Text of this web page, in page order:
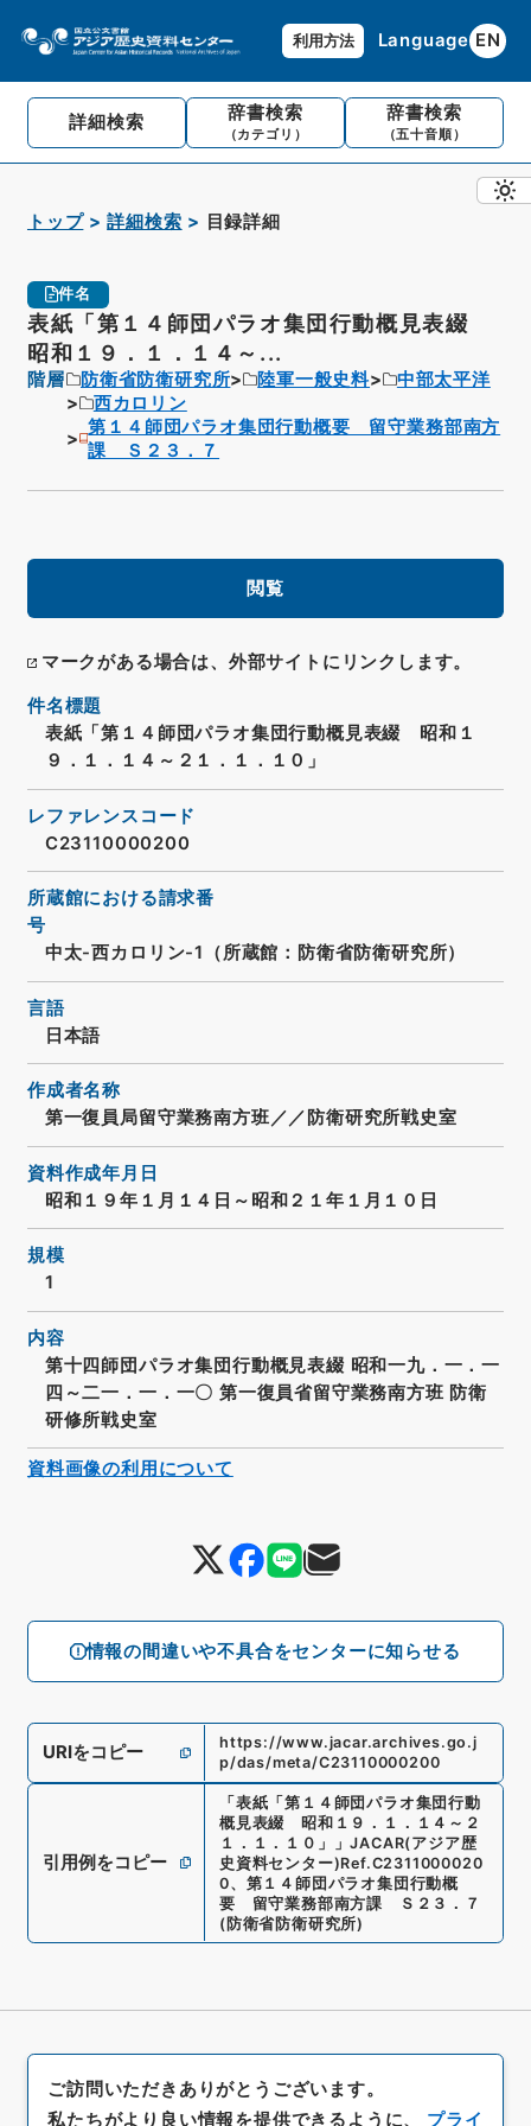
利用方法 Language EN
詳細検索 辞書検索
（カテゴリ）
辞書検索
（五十音順）
トップ 詳細検索 目録詳細
件名
表紙「第１４師団パラオ集団行動概見表綴
昭和１９．１．１４～...
階層 防衛省防衛研究所 陸軍一般史料
中部太平洋
西カロリン
第１４師団パラオ集団行動概要 留守業務部南方
課 Ｓ２３．７
閲覧
マークがある場合は、外部サイトにリンクします。
情報の間違いや不具合をセンターに知らせる
件名標題
表紙「第１４師団パラオ集団行動概見表綴 昭和１
９．１．１４～２１．１．１０」
レファレンスコード
C23110000200
所蔵館における請求番
号
中太-西カロリン-1（所蔵館：防衛省防衛研究所）
言語
日本語
作成者名称
第一復員局留守業務南方班／／防衛研究所戦史室
資料作成年月日
昭和１９年１月１４日～昭和２１年１月１０日
規模
1
内容
第十四師団パラオ集団行動概見表綴 昭和一九．一．一
四～二一．一．一〇 第一復員省留守業務南方班 防衛
研修所戦史室
URIをコピー
https://www.jacar.archives.go.j
p/das/meta/C23110000200
引用例をコピー
「表紙「第１４師団パラオ集団行動
概見表綴 昭和１９．１．１４～２
１．１．１０」
」JACAR(アジア歴
史資料センター)Ref.C2311000020
0、 第１４師団パラオ集団行動概
要 留守業務部南方課 Ｓ２３．７
(防衛省防衛研究所)
資料画像の利用について
ご訪問いただきありがとうございます。
私たちがより良い情報を提供できるように、 プライ